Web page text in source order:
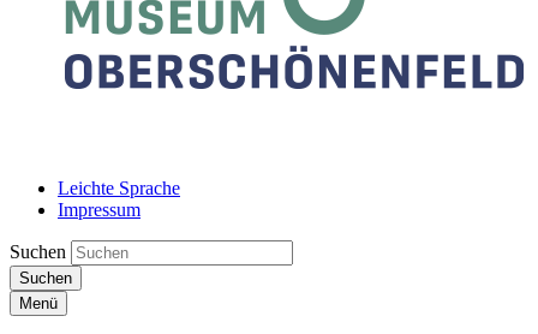
Leichte Sprache
Impressum
Suchen
Suchen
Menü